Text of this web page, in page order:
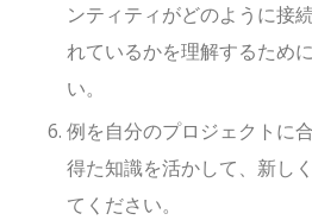
ンティティがどのように接
れているかを理解するため
い。
例を自分のプロジェクトに
得た知識を活かして、新し
てください。